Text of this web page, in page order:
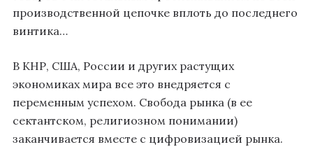
производственной цепочке вплоть до последнего
винтика…
В КНР, США, России и других растущих
экономиках мира все это внедряется с
переменным успехом. Свобода рынка (в ее
сектантском, религиозном понимании)
заканчивается вместе с цифровизацией рынка.